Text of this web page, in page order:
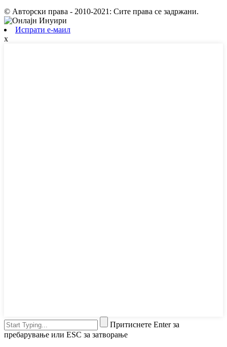
© Авторски права - 2010-2021: Сите права се задржани.
Испрати е-маил
x
Притиснете Enter за
пребарување или ESC за затворање